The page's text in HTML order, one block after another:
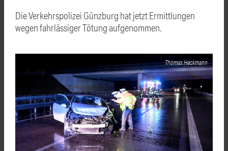
Die Verkehrspolizei Günzburg hat jetzt Ermittlungen
wegen fahrlässiger Tötung aufgenommen.
Thomas Heckmann